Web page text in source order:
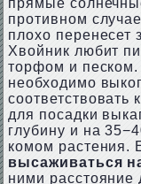
прямые
противном
плохо перенесет
Хвойник любит
торфом и
необходимо
соответствовать
для посадки
глубину и на
комом растения.
высаживаться
ними расстояние